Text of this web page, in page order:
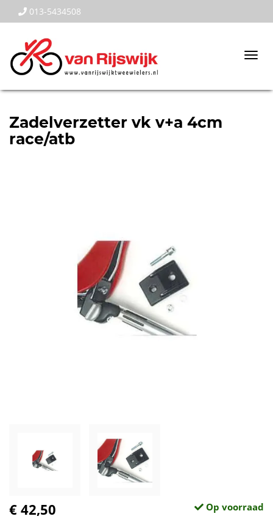
013-5434508
Zadelverzetter vk v+a 4cm
race/atb
€ 42,50 Op voorraad